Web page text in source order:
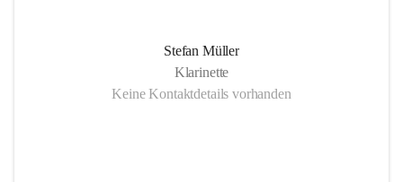
Stefan Müller
Klarinette
Keine Kontaktdetails vorhanden